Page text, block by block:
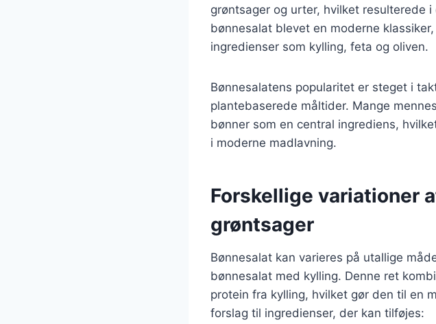
grøntsager og urter, hvilket resulterede
bønnesalat blevet en moderne
ingredienser som kylling, feta og oliven.
Bønnesalatens popularitet er steget i
plantebaserede måltider. Mange
bønner som en central ingrediens,
i moderne madlavning.
Forskellige variationer
grøntsager
Bønnesalat kan varieres på utallige
bønnesalat med kylling. Denne ret
protein fra kylling, hvilket gør den til en
forslag til ingredienser, der kan tilføjes: